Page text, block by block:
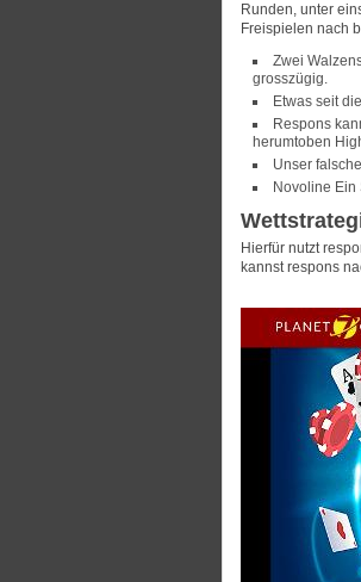
Runden, unter
Freispielen nach
Zwei
grosszügig.
Etwas seit
Respons
herumtoben
Unser
Novoline Ein
Hierfür nutzt
kannst respons